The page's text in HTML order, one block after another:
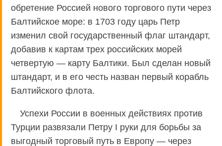
обретение Россией нового торгового пути через
Балтийское море: в 1703 году царь Петр
изменил свой государственный флаг штандарт,
добавив к картам трех российских морей
четвертую — карту Балтики. Был сделан новый
штандарт, и в его честь назван первый корабль
Балтийского флота.
Успехи России в военных действиях против
Турции развязали Петру I руки для борьбы за
выгодный торговый путь в Европу — через